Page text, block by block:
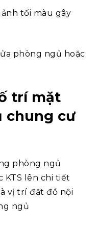
tối màu gây
phòng ngủ hoặc
trí mặt
chung cư
phòng ngủ
KTS lên chi tiết
vị trí đặt đồ nội
ngủ